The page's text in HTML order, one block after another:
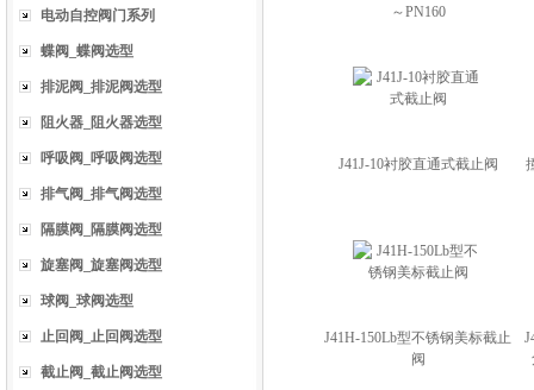
电动自控阀门系列
蝶阀_蝶阀选型
排泥阀_排泥阀选型
阻火器_阻火器选型
呼吸阀_呼吸阀选型
排气阀_排气阀选型
隔膜阀_隔膜阀选型
旋塞阀_旋塞阀选型
球阀_球阀选型
止回阀_止回阀选型
截止阀_截止阀选型
～PN160
J41J-10衬胶直通式截止阀
J41H-150Lb型不锈钢美标截止
阀